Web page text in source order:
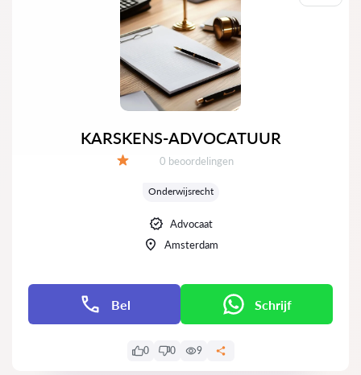
KARSKENS-ADVOCATUUR
Getuigenissen:
0 beoordelingen
Onderwijsrecht
Advocaat
Amsterdam
Bel Schrijf
0 0 9